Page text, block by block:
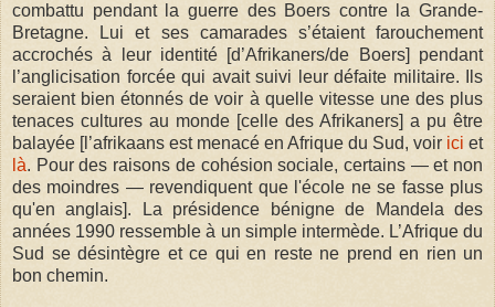
combattu pendant la guerre des Boers contre la Grande-
Bretagne. Lui et ses camarades s’étaient farouchement
accrochés à leur identité [d’Afrikaners/de Boers] pendant
l’anglicisation forcée qui avait suivi leur défaite militaire. Ils
seraient bien étonnés de voir à quelle vitesse une des plus
tenaces cultures au monde [celle des Afrikaners] a pu être
balayée [l’afrikaans est menacé en Afrique du Sud, voir ici et
là. Pour des raisons de cohésion sociale, certains — et non
des moindres — revendiquent que l'école ne se fasse plus
qu'en anglais]. La présidence bénigne de Mandela des
années 1990 ressemble à un simple intermède. L’Afrique du
Sud se désintègre et ce qui en reste ne prend en rien un
bon chemin.